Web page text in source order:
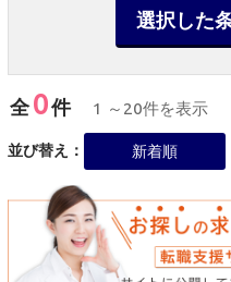
選択した
全0件 1 ～20件を表示
並び替え： 新着順